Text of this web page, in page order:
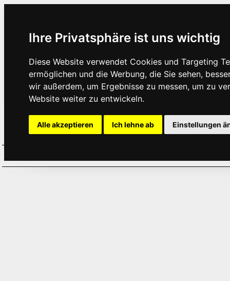
Ihre Privatsphäre ist uns wichtig
Diese Website verwendet Cookies und Targeting
ermöglichen und die Werbung, die Sie sehen,
wir außerdem, um Ergebnisse zu messen, um zu
Website weiter zu entwickeln.
Alle akzeptieren Ich lehne ab Einstellungen